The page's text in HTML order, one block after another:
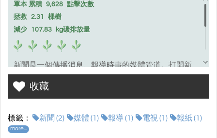
單本 累積 9,628 點擊次數
拯救 2.31
棵樹
減少
107.83 kg碳排放量
新聞是一個傳播消息、報導時事的媒體管道。打開新
麼因素的介入影響報導的內容？對於這樣的情況，觀看
實而產生偏差的情形？這也讓我們想進一步了解中學生
對此情況的想法及是否擁有對新聞報導的判讀能力。
收藏
標籤： 新聞 (2) 媒體 (1) 報導 (1) 電視 (1) 報紙 (1)
more...